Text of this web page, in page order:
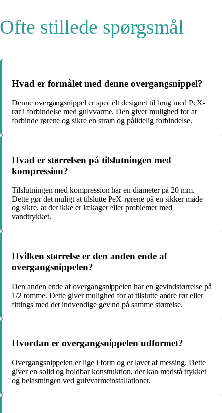
Ofte stillede spørgsmål
Hvad er formålet med denne overgangsnippel?
Denne overgangsnippel er specielt designet til brug med PeX-
rør i forbindelse med gulvvarme. Den giver mulighed for at
forbinde rørene og sikre en stram og pålidelig forbindelse.
Hvad er størrelsen på tilslutningen med
kompression?
Tilslutningen med kompression har en diameter på 20 mm.
Dette gør det muligt at tilslutte PeX-rørene på en sikker måde
og sikre, at der ikke er lækager eller problemer med
vandtrykket.
Hvilken størrelse er den anden ende af
overgangsnippelen?
Den anden ende af overgangsnippelen har en gevindstørrelse på
1/2 tomme. Dette giver mulighed for at tilslutte andre rør eller
fittings med det indvendige gevind på samme størrelse.
Hvordan er overgangsnippelen udformet?
Overgangsnippelen er lige i form og er lavet af messing. Dette
giver en solid og holdbar konstruktion, der kan modstå trykket
og belastningen ved gulvvarmeinstallationer.